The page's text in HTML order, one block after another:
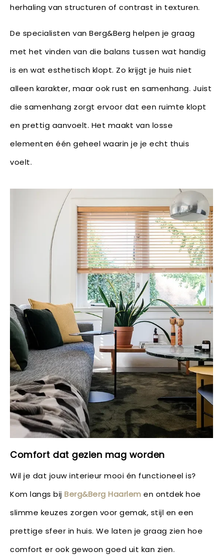
herhaling van structuren of contrast in texturen.
De specialisten van Berg&Berg helpen je graag
met het vinden van die balans tussen wat handig
is en wat esthetisch klopt. Zo krijgt je huis niet
alleen karakter, maar ook rust en samenhang. Juist
die samenhang zorgt ervoor dat een ruimte klopt
en prettig aanvoelt. Het maakt van losse
elementen één geheel waarin je je echt thuis
voelt.
Comfort dat gezien mag worden
Wil je dat jouw interieur mooi én functioneel is?
Kom langs bij Berg&Berg Haarlem en ontdek hoe
slimme keuzes zorgen voor gemak, stijl en een
prettige sfeer in huis. We laten je graag zien hoe
comfort er ook gewoon goed uit kan zien.